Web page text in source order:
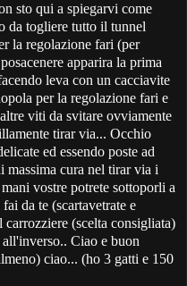
sto qui a spiegarvi come
da togliere tutto il tunnel
la regolazione fari (per
apparira la prima
leva con un cacciavite
per la regolazione fari e
viti da svitare ovviamente
tirar via... Occhio
ed essendo poste ad
massima cura nel tirar via i
vostre potrete sottoporli a
da te (scartavetrate e
(scelta consigliata)
Ciao e buon
ciao... (ho 3 gatti e 150